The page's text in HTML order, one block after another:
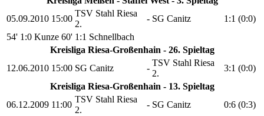
05.09.2010 15:00
TSV Stahl Riesa
2.
- SG Canitz
1:1 (0:0)
54' 1:0 Kunze 60' 1:1 Schnellbach
Kreisliga Riesa-Großenhain - 26. Spieltag
12.06.2010 15:00 SG Canitz -
TSV Stahl Riesa
2.
3:1 (0:0)
Kreisliga Riesa-Großenhain - 13. Spieltag
06.12.2009 11:00
TSV Stahl Riesa
2.
- SG Canitz
0:6 (0:3)